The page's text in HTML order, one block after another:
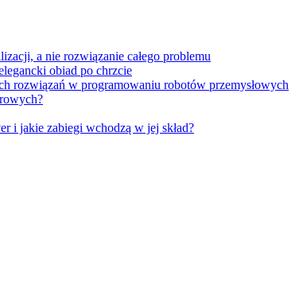
a nie rozwiązanie całego problemu
obiad po chrzcie
rozwiązań w programowaniu robotów przemysłowych
i jakie zabiegi wchodzą w jej skład?